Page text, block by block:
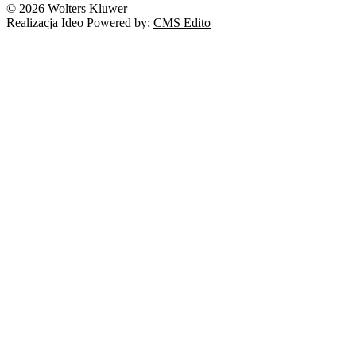
Prawo autorskie
© 2026 Wolters Kluwer
Realizacja Ideo Powered by: CMS Edito